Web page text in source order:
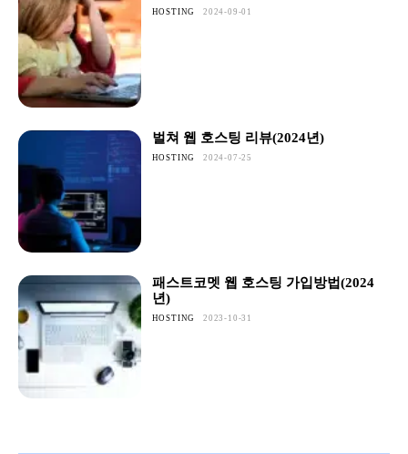
HOSTING 2024-09-01
벌쳐 웹 호스팅 리뷰(2024년)
HOSTING 2024-07-25
패스트코멧 웹 호스팅 가입방법(2024
년)
HOSTING 2023-10-31